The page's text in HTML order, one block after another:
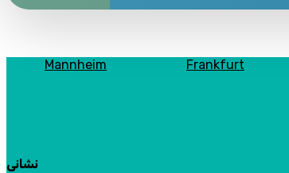
Mannheim Frankfurt
نشانی